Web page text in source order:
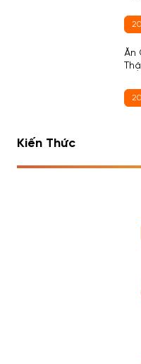
Ăn
Kiến Thức